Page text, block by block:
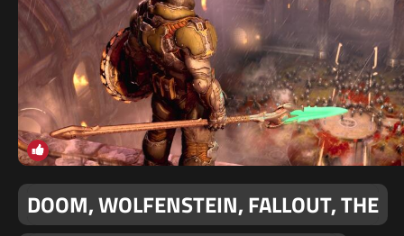
DOOM, WOLFENSTEIN, FALLOUT, THE